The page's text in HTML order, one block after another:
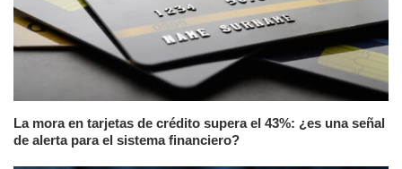
La mora en tarjetas de crédito supera el 43%: ¿es una señal
de alerta para el sistema financiero?